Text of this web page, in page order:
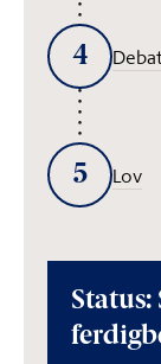
4
5 Lov
Status: